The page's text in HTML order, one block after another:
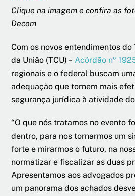
Clique na imagem e confira as
Decom
Com os novos entendimentos
da União (TCU) – Acórdão nº
regionais e o federal buscam
adequação que tornem mais
segurança jurídica à atividade
“O que nós tratamos no evento
dentro, para nos tornarmos um
forte e mirarmos o futuro, na
normatizar e fiscalizar as duas
Apresentamos aos advogados
um panorama dos achados